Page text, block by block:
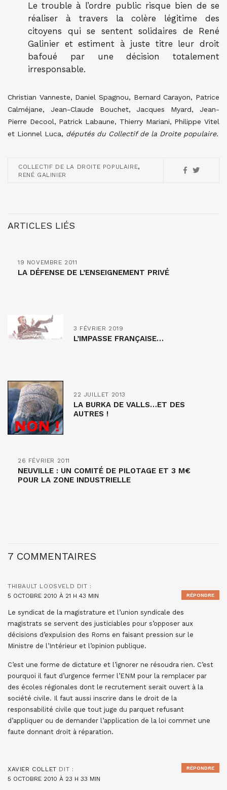
Le trouble à l’ordre public risque bien de se
réaliser à travers la colère légitime des
citoyens qui se sentent solidaires de René
Galinier et estiment à juste titre leur droit
bafoué par une décision totalement
irresponsable.
Christian Vanneste, Daniel Spagnou, Bernard Carayon, Patrice
Calméjane, Jean-Claude Bouchet, Jacques Myard, Jean-
Pierre Decool, Patrick Labaune, Thierry Mariani, Philippe Vitel
et Lionnel Luca, députés du Collectif de la Droite populaire.
COLLECTIF DE LA DROITE POPULAIRE,
RENÉ GALINIER
ARTICLES LIÉS
19 NOVEMBRE 2011
LA DÉFENSE DE L’ENSEIGNEMENT PRIVÉ
3 FÉVRIER 2019
L’IMPASSE FRANÇAISE…
22 JUILLET 2013
LA BURKA DE VALLS…ET DES
AUTRES !
26 FÉVRIER 2011
NEUVILLE : UN COMITÉ DE PILOTAGE ET 3 M€
POUR LA ZONE INDUSTRIELLE
7 COMMENTAIRES
THIBAULT LOOSVELD DIT :
5 OCTOBRE 2010 À 21 H 43 MIN
Le syndicat de la magistrature et l’union syndicale des
magistrats se servent des justiciables pour s’opposer aux
décisions d’expulsion des Roms en faisant pression sur le
Ministre de l’Intérieur et l’opinion publique.
C’est une forme de dictature et l’ignorer ne résoudra rien. C’est
pourquoi il faut d’urgence fermer l’ENM pour la remplacer par
des écoles régionales dont le recrutement serait ouvert à la
société civile. Il faut aussi inscrire dans le droit de la
responsabilité civile que tout juge du parquet refusant
d’appliquer ou de demander l’application de la loi commet une
faute donnant droit à réparation.
RÉPONDRE
XAVIER COLLET DIT :
5 OCTOBRE 2010 À 23 H 33 MIN
RÉPONDRE